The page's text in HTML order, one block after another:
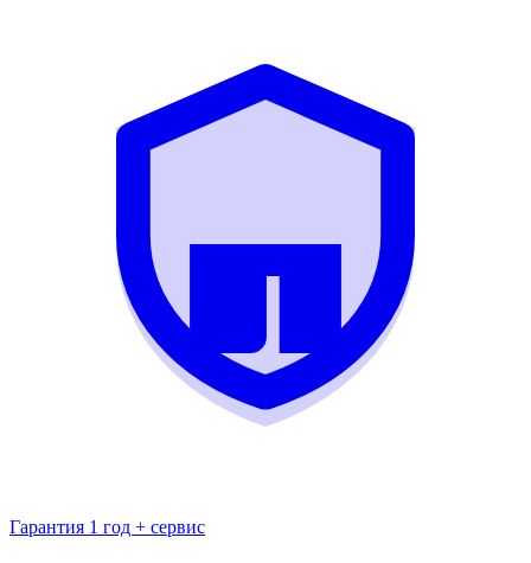
Гарантия 1 год + сервис